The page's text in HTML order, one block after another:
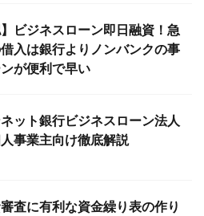
】ビジネスローン即日融資！急
入は銀行よりノンバンクの事
が便利で早い
ット銀行ビジネスローン法人
事業主向け徹底解説
査に有利な資金繰り表の作り